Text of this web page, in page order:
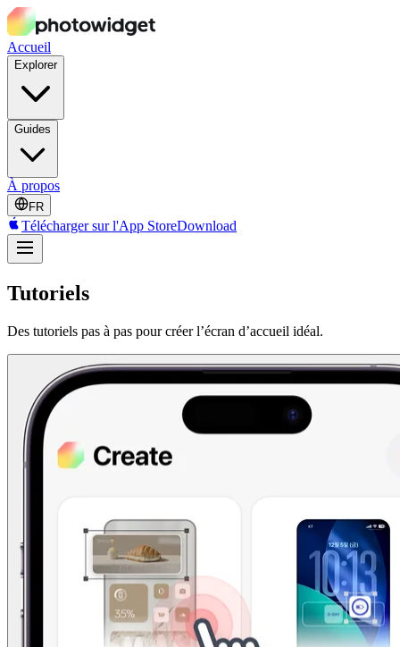
Accueil
Explorer
Guides
À propos
FR
Télécharger sur l'App StoreDownload
Tutoriels
Des tutoriels pas à pas pour créer l’écran d’accueil idéal.